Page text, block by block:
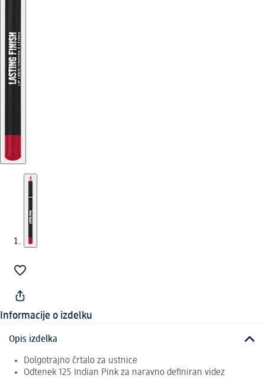
Informacije o izdelku
Opis izdelka
Dolgotrajno črtalo za ustnice
Odtenek 125 Indian Pink za naravno definiran videz